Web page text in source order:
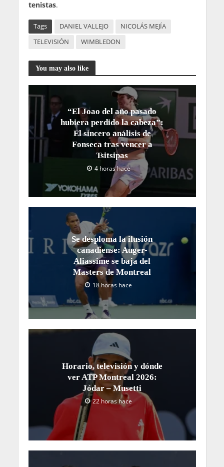
tenistas.
Tags DANIEL VALLEJO
NICOLÁS MEJÍA
TELEVISIÓN
WIMBLEDON
You may also like
“El Joao del año pasado
hubiera perdido la cabeza”:
El sincero análisis de
Fonseca tras vencer a
Tsitsipas
4 horas hace
Se desploma la ilusión
canadiense: Auger-
Aliassime se baja del
Masters de Montreal
18 horas hace
Horario, televisión y dónde
ver ATP Montreal 2026:
Jódar – Musetti
22 horas hace